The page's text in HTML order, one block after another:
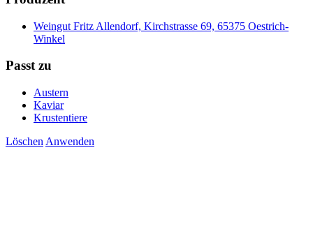
Weingut Fritz Allendorf, Kirchstrasse 69, 65375 Oestrich-
Winkel
Passt zu
Austern
Kaviar
Krustentiere
Löschen Anwenden